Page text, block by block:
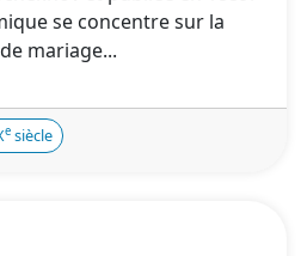
se concentre sur la
mariage...
e siècle